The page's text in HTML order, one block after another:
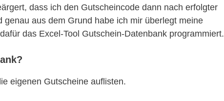
dass ich den Gutscheincode dann nach erfolgter
aus dem Grund habe ich mir überlegt meine
das Excel-Tool Gutschein-Datenbank programmiert.
eigenen Gutscheine auflisten.